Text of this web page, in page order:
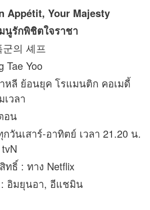
Appétit, Your Majesty
นูรักพิชิตใจราชา
의 셰프
Tae Yoo
หลี ย้อนยุค โรแมนติก คอเมดี้
วลา
อน
วันเสาร์-อาทิตย์ เวลา 21.20 น.
ธิ์ : ทาง Netflix
อิมยุนอา, อีแชมิน